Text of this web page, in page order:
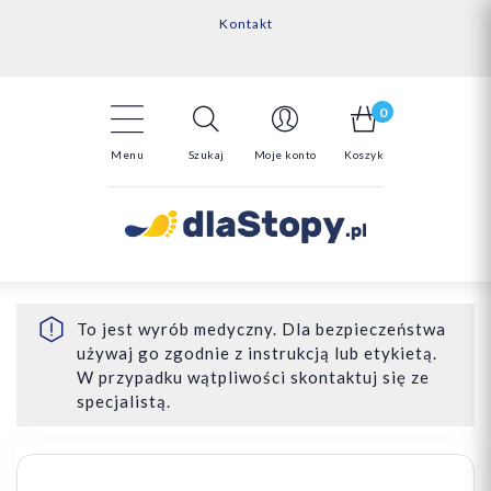
Kontakt
14 Dni na darmowy zwrot*
Menu Szukaj Moje konto
0
Koszyk
To jest wyrób medyczny. Dla bezpieczeństwa
używaj go zgodnie z instrukcją lub etykietą.
W przypadku wątpliwości skontaktuj się ze
specjalistą.